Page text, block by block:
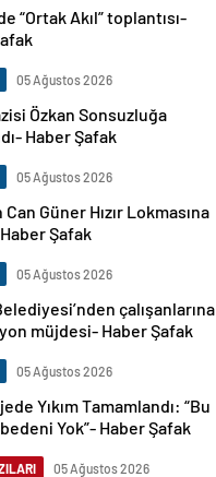
“Ortak Akıl” toplantısı-
05 Ağustos 2026
Özkan Sonsuzluğa
Haber Şafak
05 Ağustos 2026
Güner Hızır Lokmasına
Haber Şafak
05 Ağustos 2026
çalışanlarına
müjdesi- Haber Şafak
05 Ağustos 2026
Yıkım Tamamlandı: “Bu
Yok”- Haber Şafak
05 Ağustos 2026